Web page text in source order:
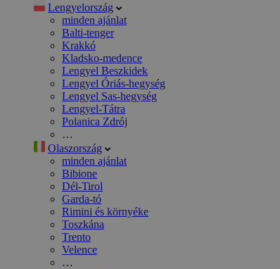
Lengyelország
minden ajánlat
Balti-tenger
Krakkó
Kladsko-medence
Lengyel Beszkidek
Lengyel Óriás-hegység
Lengyel Sas-hegység
Lengyel-Tátra
Polanica Zdrój
…
Olaszország
minden ajánlat
Bibione
Dél-Tirol
Garda-tó
Rimini és környéke
Toszkána
Trento
Velence
…